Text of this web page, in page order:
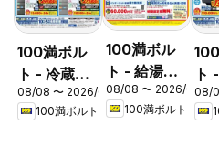
100満ボル
ト - 冷蔵庫
キャンペー
ン
08/08 〜 2026/08/16
100満ボルト
100満ボル
ト - 給湯器
フェア
08/08 〜 2026/08/31
100満ボルト
ト
キ
ン
08/